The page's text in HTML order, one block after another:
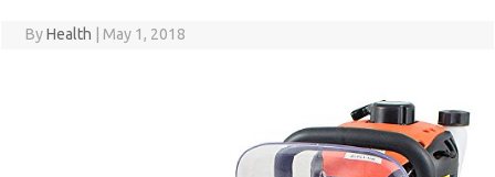
ByHealth May 1, 2018